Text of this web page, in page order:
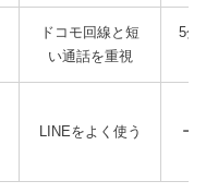
ドコモ回線と短
い通話を重視
5分
LINEをよく使う
ー